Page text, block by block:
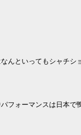
んといってもシャチシ
パフォーマンスは日本で